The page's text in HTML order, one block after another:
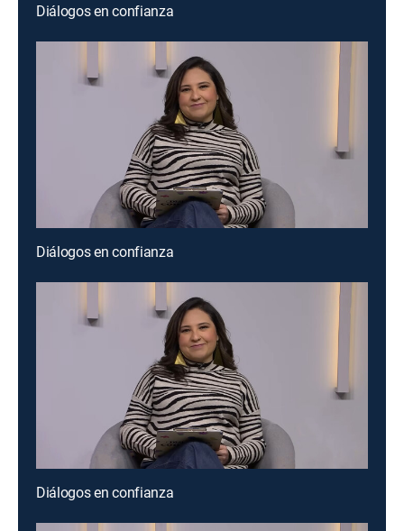
Diálogos en confianza
Diálogos en confianza
Diálogos en confianza